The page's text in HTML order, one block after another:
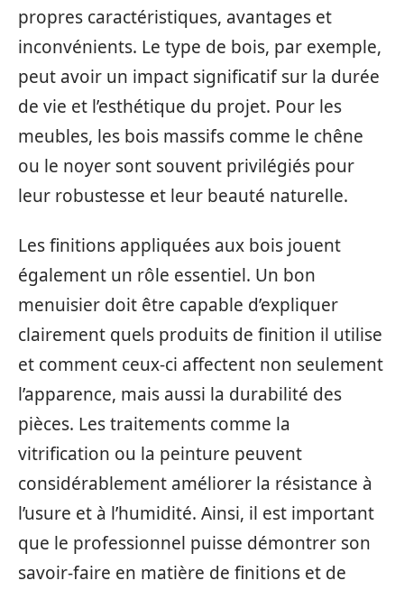
propres caractéristiques, avantages et
inconvénients. Le type de bois, par exemple,
peut avoir un impact significatif sur la durée
de vie et l’esthétique du projet. Pour les
meubles, les bois massifs comme le chêne
ou le noyer sont souvent privilégiés pour
leur robustesse et leur beauté naturelle.
Les finitions appliquées aux bois jouent
également un rôle essentiel. Un bon
menuisier doit être capable d’expliquer
clairement quels produits de finition il utilise
et comment ceux-ci affectent non seulement
l’apparence, mais aussi la durabilité des
pièces. Les traitements comme la
vitrification ou la peinture peuvent
considérablement améliorer la résistance à
l’usure et à l’humidité. Ainsi, il est important
que le professionnel puisse démontrer son
savoir-faire en matière de finitions et de